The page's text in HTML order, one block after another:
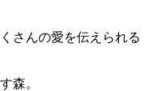
さんの愛を伝えられる
森。